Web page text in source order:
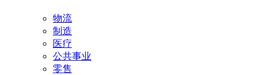
物流
制造
医疗
公共事业
零售